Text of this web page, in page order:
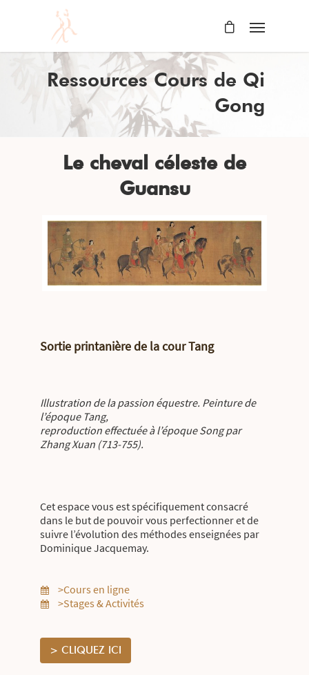
Ressources Cours de Qi
Gong
Le cheval céleste de
Guansu
Sortie printanière de la cour Tang
Illustration de la passion équestre. Peinture de
l’époque Tang,
reproduction effectuée à l’époque Song par
Zhang Xuan (713-755).
Cet espace vous est spécifiquement consacré
dans le but de pouvoir vous perfectionner et de
suivre l’évolution des méthodes enseignées par
Dominique Jacquemay.
>Cours en ligne
>Stages & Activités
> CLIQUEZ ICI